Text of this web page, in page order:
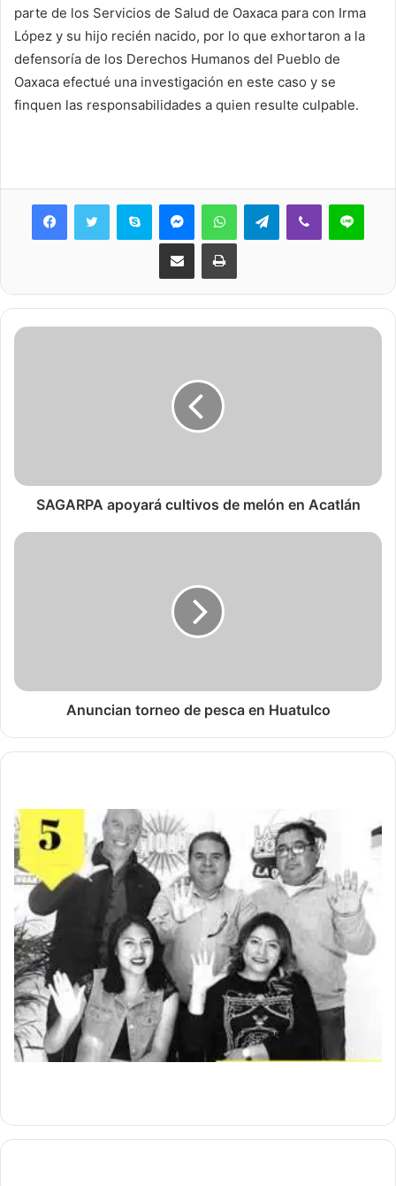
parte de los Servicios de Salud de Oaxaca para con Irma
López y su hijo recién nacido, por lo que exhortaron a la
defensoría de los Derechos Humanos del Pueblo de
Oaxaca efectué una investigación en este caso y se
finquen las responsabilidades a quien resulte culpable.
Skype MessengerWhatsAppTelegramViber Line
Share via Email Print
SAGARPA apoyará cultivos de melón en Acatlán
Anuncian torneo de pesca en Huatulco